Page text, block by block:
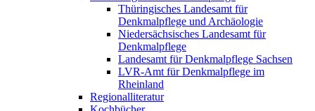
Thüringisches Landesamt für
Denkmalpflege und Archäologie
Niedersächsisches Landesamt für
Denkmalpflege
Landesamt für Denkmalpflege Sachsen
LVR-Amt für Denkmalpflege im
Rheinland
Regionalliteratur